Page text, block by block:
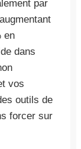
par
en
dans
vos
outils de
forcer sur